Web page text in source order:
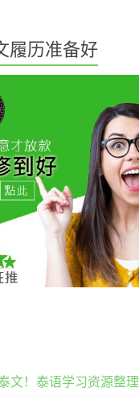
履历准备好
文！泰语学习资源整理